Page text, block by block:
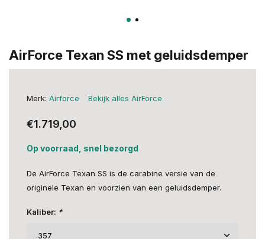
AirForce Texan SS met geluidsdemper
Merk: Airforce Bekijk alles AirForce
€1.719,00
Op voorraad, snel bezorgd
De AirForce Texan SS is de carabine versie van de
originele Texan en voorzien van een geluidsdemper.
Kaliber: *